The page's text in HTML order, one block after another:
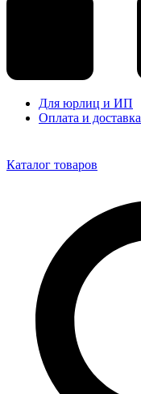
Для юрлиц и ИП
Оплата и доставка
Каталог товаров